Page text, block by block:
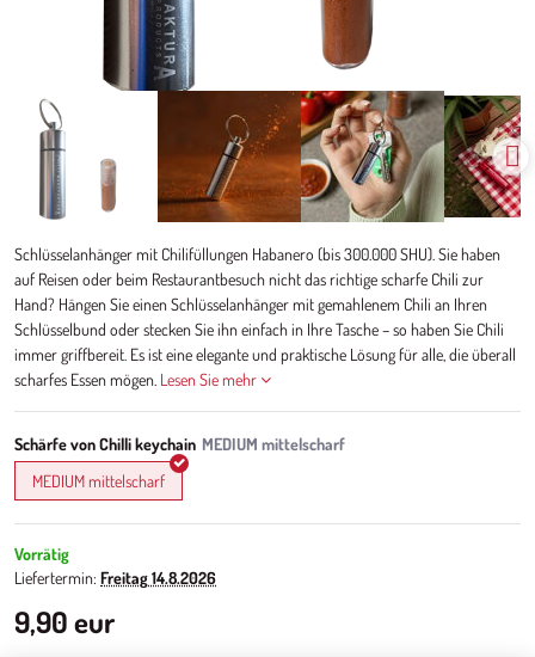
Schlüsselanhänger mit Chilifüllungen Habanero (bis 300.000 SHU). Sie haben
auf Reisen oder beim Restaurantbesuch nicht das richtige scharfe Chili zur
Hand? Hängen Sie einen Schlüsselanhänger mit gemahlenem Chili an Ihren
Schlüsselbund oder stecken Sie ihn einfach in Ihre Tasche – so haben Sie Chili
immer griffbereit. Es ist eine elegante und praktische Lösung für alle, die überall
scharfes Essen mögen. Lesen Sie mehr
Schärfe von Chilli keychain
MEDIUM mittelscharf
Vorrätig
Liefertermin: Freitag14.8.2026
9,90 eur